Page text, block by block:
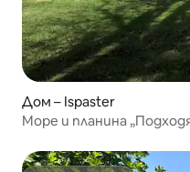
Дом – Ispaster
Море и планина